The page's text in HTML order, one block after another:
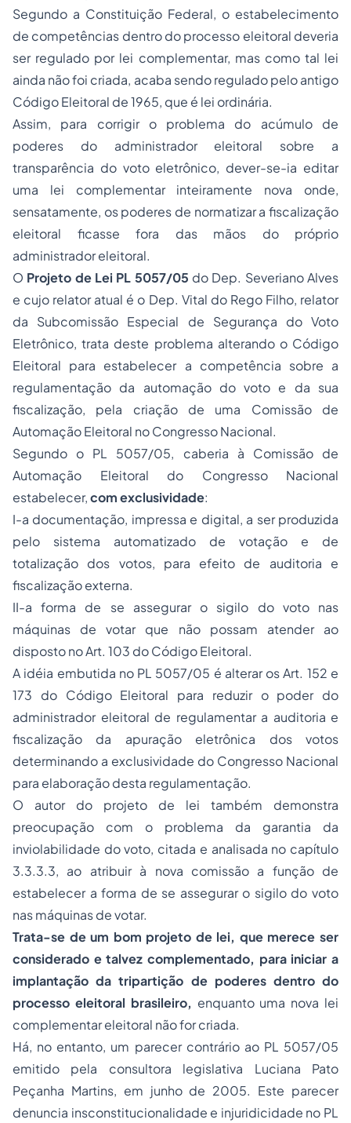
Segundo a Constituição Federal, o estabelecimento
de competências dentro do processo eleitoral deveria
ser regulado por lei complementar, mas como tal lei
ainda não foi criada, acaba sendo regulado pelo antigo
Código Eleitoral de 1965, que é lei ordinária.
Assim, para corrigir o problema do acúmulo de
poderes do administrador eleitoral sobre a
transparência do voto eletrônico, dever-se-ia editar
uma lei complementar inteiramente nova onde,
sensatamente, os poderes de normatizar a fiscalização
eleitoral ficasse fora das mãos do próprio
administrador eleitoral.
O Projeto de Lei PL 5057/05 do Dep. Severiano Alves
e cujo relator atual é o Dep. Vital do Rego Filho, relator
da Subcomissão Especial de Segurança do Voto
Eletrônico, trata deste problema alterando o Código
Eleitoral para estabelecer a competência sobre a
regulamentação da automação do voto e da sua
fiscalização, pela criação de uma Comissão de
Automação Eleitoral no Congresso Nacional.
Segundo o PL 5057/05, caberia à Comissão de
Automação Eleitoral do Congresso Nacional
estabelecer,com exclusividade:
I-a documentação, impressa e digital, a ser produzida
pelo sistema automatizado de votação e de
totalização dos votos, para efeito de auditoria e
fiscalização externa.
II-a forma de se assegurar o sigilo do voto nas
máquinas de votar que não possam atender ao
disposto no Art. 103 do Código Eleitoral.
A idéia embutida no PL 5057/05 é alterar os Art. 152 e
173 do Código Eleitoral para reduzir o poder do
administrador eleitoral de regulamentar a auditoria e
fiscalização da apuração eletrônica dos votos
determinando a exclusividade do Congresso Nacional
para elaboração desta regulamentação.
O autor do projeto de lei também demonstra
preocupação com o problema da garantia da
inviolabilidade do voto, citada e analisada no capítulo
3.3.3.3, ao atribuir à nova comissão a função de
estabelecer a forma de se assegurar o sigilo do voto
nas máquinas de votar.
Trata-se de um bom projeto de lei, que merece ser
considerado e talvez complementado, para iniciar a
implantação da tripartição de poderes dentro do
processo eleitoral brasileiro, enquanto uma nova lei
complementar eleitoral não for criada.
Há, no entanto, um parecer contrário ao PL 5057/05
emitido pela consultora legislativa Luciana Pato
Peçanha Martins, em junho de 2005. Este parecer
denuncia insconstitucionalidade e injuridicidade no PL